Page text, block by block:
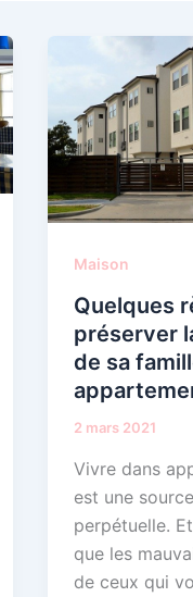
Maison
Quelques
préserver
de sa
2 mars 2021
Vivre dans
est une
perpétuelle.
que les
de ceux qui